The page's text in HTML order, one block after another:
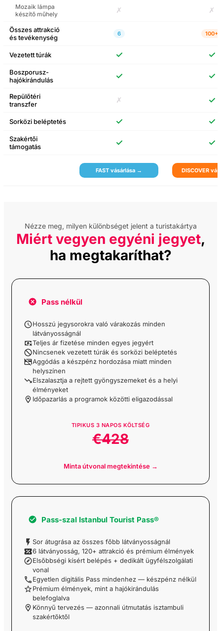
belépéssel és
audioguide-dal
Játékmúzeumba
Isztambul belépőjegy
Belépő a Lion Park
ebéddel
Büyükada-sziget retúr
hajójegy audioguide-
Kınalıada Adası Sesli
Rehberli Yürüyüş Turu
gyalogtúra audioguide-
dal
ViaSea Aquarium
belépőjegy
belépőjegy
Belépőjegy a
Boszporusz városnéző
audioguide-dal
Bursai egynapos
vezetett túra
Belépőjegy a Sapphire
Mozaik lámpa
készítő műhely
✗ ✗
Összes attrakció
és tevékenység
6 100+
Vezetett túrák ✓ ✓
Boszporusz-
hajókirándulás
✓ ✓
Repülőtéri
transzfer
✗ ✓
Sorközi beléptetés ✓ ✓
Szakértői
támogatás
✓ ✓
FAST vásárlása → DISCOVER
Nézze meg, milyen különbséget jelent a turistakártya
Miért vegyen egyéni jegyet,
ha megtakaríthat?
Pass nélkül
Hosszú jegysorokra való várakozás minden
látványosságnál
Teljes ár fizetése minden egyes jegyért
Nincsenek vezetett túrák és sorközi beléptetés
Aggódás a készpénz hordozása miatt minden
helyszínen
Elszalasztja a rejtett gyöngyszemeket és a helyi
élményeket
Időpazarlás a programok közötti eligazodással
TIPIKUS 3 NAPOS KÖLTSÉG
€428
Minta útvonal megtekintése →
Pass-szal Istanbul Tourist Pass®
Sor átugrása az összes főbb látványosságnál
6 látványosság, 120+ attrakció és prémium élmények
Elsőbbségi kísért belépés + dedikált ügyfélszolgálati
vonal
Egyetlen digitális Pass mindenhez — készpénz nélkül
Prémium élmények, mint a hajókirándulás
belefoglalva
Könnyű tervezés — azonnali útmutatás isztambuli
szakértőktől